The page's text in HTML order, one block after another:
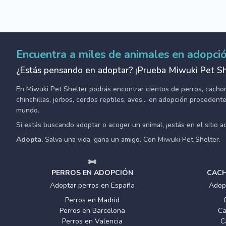
Encuentra a miles de animales en
¿Estás pensando en adoptar? ¡Prueba Miwuki Pet
En Miwuki Pet Shelter podrás encontrar cientos de perros,
chinchillas, jerbos, cerdos reptiles, aves... en adopción
mundo.
Si estás buscando adoptar o acoger un animal, ¡estás en el sitio
Adopta. Salva una vida, gana un amigo. Con Miwuki Pet Shelter.
PERROS EN ADOPCIÓN
Adoptar perros en España
Perros en Madrid
Perros en Barcelona
Perros en Valencia